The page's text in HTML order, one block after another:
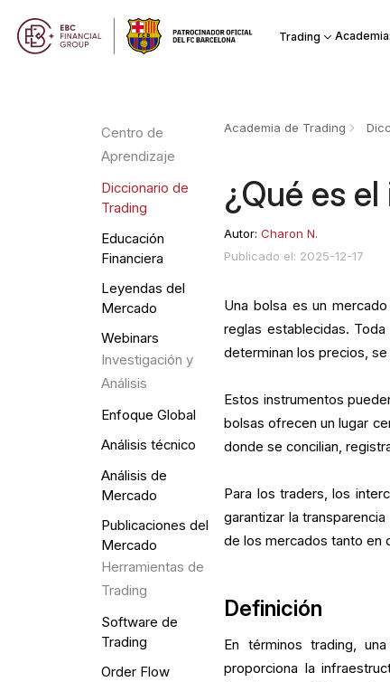
Trading Academia
Centro de
Aprendizaje
Diccionario de
Trading
Educación
Financiera
Leyendas del
Mercado
Webinars
Investigación y
Análisis
Enfoque Global
Análisis técnico
Análisis de
Mercado
Publicaciones del
Mercado
Herramientas de
Trading
Software de
Trading
Order Flow
Academia de Trading
¿Qué es
Autor:Charon N.
Publicado el: 2025-12-17
Una bolsa es un
reglas establecidas.
determinan los precios,
Estos instrumentos
bolsas ofrecen un lugar
donde se concilian,
Para los traders, los
garantizar la
de los mercados tanto en
Definición
En términos trading,
proporciona la